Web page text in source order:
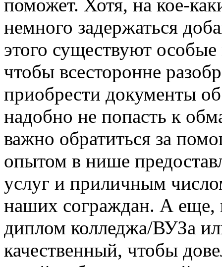
поможет. Хотя, на кое-
немного задержаться
этого существуют
чтобы всесторонне
приобрести документы
надобно не попасть к
важно обратиться за
опытом в нише
услуг и приличным
наших сограждан. А еще,
диплом колледжа/ВУЗа
качественный, чтобы